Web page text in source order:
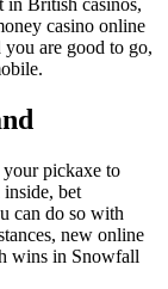
in British casinos,
casino online
are good to go,
pickaxe to
inside, bet
can do so with
new online
wins in Snowfall